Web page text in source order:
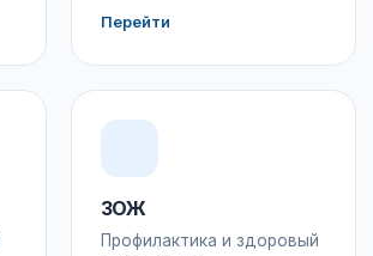
Перейти
ЗОЖ
Профилактика и здоровый